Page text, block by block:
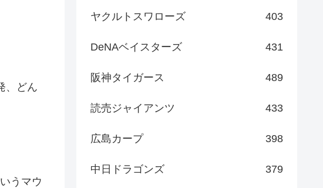
、どん
うマウ
ヤクルトスワローズ 403
DeNAベイスターズ 431
阪神タイガース 489
読売ジャイアンツ 433
広島カープ 398
中日ドラゴンズ 379